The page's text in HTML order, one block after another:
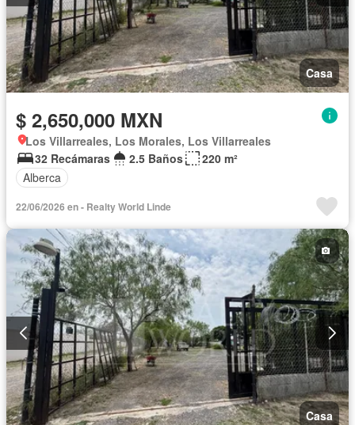
Casa
$ 2,650,000 MXN
Los Villarreales, Los Morales, Los Villarreales
32 Recámaras
2.5 Baños
220 m²
Alberca
22/06/2026 en - Realty World Linde
Casa